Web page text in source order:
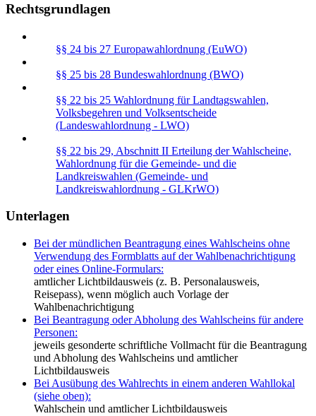
Rechtsgrundlagen
§§ 24 bis 27 Europawahlordnung (EuWO)
§§ 25 bis 28 Bundeswahlordnung (BWO)
§§ 22 bis 25 Wahlordnung für Landtagswahlen,
Volksbegehren und Volksentscheide
(Landeswahlordnung - LWO)
§§ 22 bis 29, Abschnitt II Erteilung der Wahlscheine,
Wahlordnung für die Gemeinde- und die
Landkreiswahlen (Gemeinde- und
Landkreiswahlordnung - GLKrWO)
Unterlagen
Bei der mündlichen Beantragung eines Wahlscheins ohne
Verwendung des Formblatts auf der Wahlbenachrichtigung
oder eines Online-Formulars:
amtlicher Lichtbildausweis (z. B. Personalausweis,
Reisepass), wenn möglich auch Vorlage der
Wahlbenachrichtigung
Bei Beantragung oder Abholung des Wahlscheins für andere
Personen:
jeweils gesonderte schriftliche Vollmacht für die Beantragung
und Abholung des Wahlscheins und amtlicher
Lichtbildausweis
Bei Ausübung des Wahlrechts in einem anderen Wahllokal
(siehe oben):
Wahlschein und amtlicher Lichtbildausweis